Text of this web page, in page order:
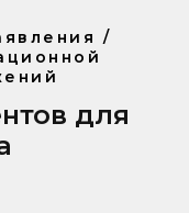
/
для